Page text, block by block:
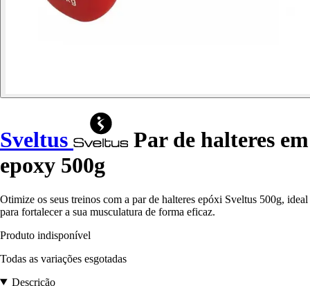
Sveltus
Par de halteres em
epoxy 500g
Otimize os seus treinos com a par de halteres epóxi Sveltus 500g, ideal
para fortalecer a sua musculatura de forma eficaz.
Produto indisponível
Todas as variações esgotadas
Descrição